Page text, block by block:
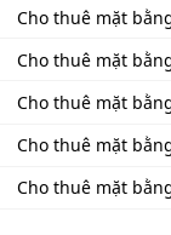
Cho thuê mặt
Cho thuê mặt
Cho thuê mặt
Cho thuê mặt
Cho thuê mặt